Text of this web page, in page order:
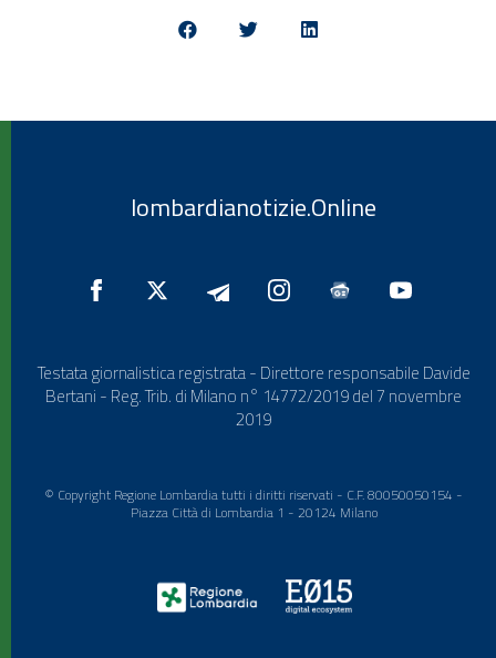
lombardianotizie.Online
Testata giornalistica registrata - Direttore responsabile Davide
Bertani - Reg. Trib. di Milano n° 14772/2019 del 7 novembre
2019
© Copyright Regione Lombardia tutti i diritti riservati - C.F. 80050050154 -
Piazza Città di Lombardia 1 - 20124 Milano